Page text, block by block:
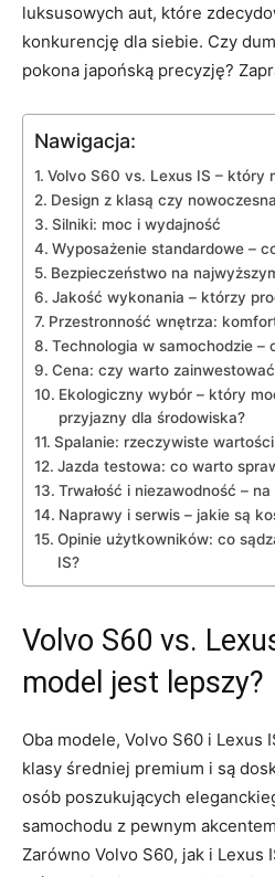
luksusowych aut, ⁣które
konkurencję ‌dla⁣ siebie. Czy
pokona japońską‍ precyzję?
Nawigacja:
Volvo S60 ⁤vs.⁣ Lexus IS – który
Design⁤ z klasą czy
Silniki: moc⁢ i wydajność
Wyposażenie standardowe –
Bezpieczeństwo na
Jakość wykonania –⁣ którzy
Przestronność wnętrza:
Technologia w samochodzie ‍–
Cena: czy warto
Ekologiczny ⁢wybór –⁤ który
przyjazny ​dla⁢ środowiska?
Spalanie: ‌rzeczywiste
Jazda testowa: ‌co warto‌
Trwałość i niezawodność‍ –
Naprawy i serwis⁣ – jakie są
Opinie użytkowników: co
IS?
Volvo S60 ⁤vs.⁣
model jest lepszy?
Oba modele, Volvo ‍S60 i Lexus
klasy średniej ‌premium⁢ i są
osób‌ poszukujących
samochodu z pewnym⁢
‌Zarówno Volvo S60, ⁢jak i Lexus